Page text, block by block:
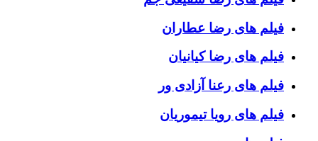
فیلم های رضا عطاران
فیلم های رضا کیانیان
فیلم های رعنا آزادی ور
فیلم های رویا تیموریان